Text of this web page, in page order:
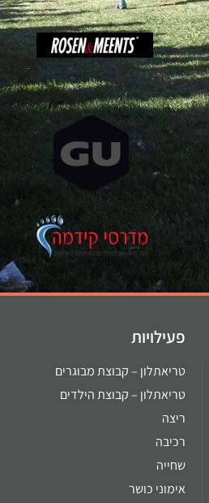
פעילויות
טריאתלון – קבוצת מבוגרים
טריאתלון – קבוצת הילדים
אימוני כושר